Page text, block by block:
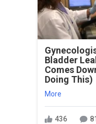
Bladder
Comes
Doing This)
More
436 81